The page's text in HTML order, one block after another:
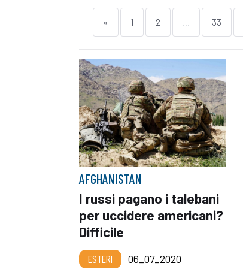
« 1 2 ... 33
AFGHANISTAN
I russi pagano i talebani
per uccidere americani?
Difficile
ESTERI 06_07_2020